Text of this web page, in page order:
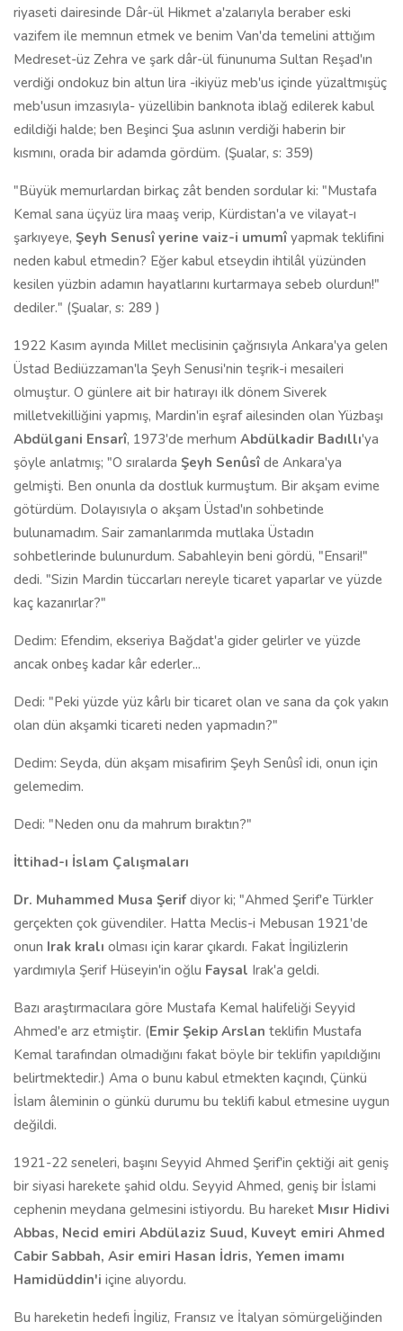
riyaseti dairesinde Dâr-ül Hikmet a'zalarıyla beraber eski
vazifem ile memnun etmek ve benim Van'da temelini attığım
Medreset-üz Zehra ve şark dâr-ül fünunuma Sultan Reşad'ın
verdiği ondokuz bin altun lira -ikiyüz meb'us içinde yüzaltmışüç
meb'usun imzasıyla- yüzellibin banknota iblağ edilerek kabul
edildiği halde; ben Beşinci Şua aslının verdiği haberin bir
kısmını, orada bir adamda gördüm. (Şualar, s: 359)
"Büyük memurlardan birkaç zât benden sordular ki: "Mustafa
Kemal sana üçyüz lira maaş verip, Kürdistan'a ve vilayat-ı
şarkıyeye, Şeyh Senusî yerine vaiz-i umumî yapmak teklifini
neden kabul etmedin? Eğer kabul etseydin ihtilâl yüzünden
kesilen yüzbin adamın hayatlarını kurtarmaya sebeb olurdun!"
dediler." (Şualar, s: 289 )
1922 Kasım ayında Millet meclisinin çağrısıyla Ankara'ya gelen
Üstad Bediüzzaman'la Şeyh Senusi'nin teşrik-i mesaileri
olmuştur. O günlere ait bir hatırayı ilk dönem Siverek
milletvekilliğini yapmış, Mardin'in eşraf ailesinden olan Yüzbaşı
Abdülgani Ensarî, 1973'de merhum Abdülkadir Badıllı'ya
şöyle anlatmış; "O sıralarda Şeyh Senûsî de Ankara'ya
gelmişti. Ben onunla da dostluk kurmuştum. Bir akşam evime
götürdüm. Dolayısıyla o akşam Üstad'ın sohbetinde
bulunamadım. Sair zamanlarımda mutlaka Üstadın
sohbetlerinde bulunurdum. Sabahleyin beni gördü, "Ensari!"
dedi. "Sizin Mardin tüccarları nereyle ticaret yaparlar ve yüzde
kaç kazanırlar?"
Dedim: Efendim, ekseriya Bağdat'a gider gelirler ve yüzde
ancak onbeş kadar kâr ederler...
Dedi: "Peki yüzde yüz kârlı bir ticaret olan ve sana da çok yakın
olan dün akşamki ticareti neden yapmadın?"
Dedim: Seyda, dün akşam misafirim Şeyh Senûsî idi, onun için
gelemedim.
Dedi: "Neden onu da mahrum bıraktın?"
İttihad-ı İslam Çalışmaları
Dr. Muhammed Musa Şerifdiyor ki; "Ahmed Şerif'e Türkler
gerçekten çok güvendiler. Hatta Meclis-i Mebusan 1921'de
onun Irak kralı olması için karar çıkardı. Fakat İngilizlerin
yardımıyla Şerif Hüseyin'in oğlu Faysal Irak'a geldi.
Bazı araştırmacılara göre Mustafa Kemal halifeliği Seyyid
Ahmed'e arz etmiştir. (Emir Şekip Arslan teklifin Mustafa
Kemal tarafından olmadığını fakat böyle bir teklifin yapıldığını
belirtmektedir.) Ama o bunu kabul etmekten kaçındı, Çünkü
İslam âleminin o günkü durumu bu teklifi kabul etmesine uygun
değildi.
1921-22 seneleri, başını Seyyid Ahmed Şerif'in çektiği ait geniş
bir siyasi harekete şahid oldu. Seyyid Ahmed, geniş bir İslami
cephenin meydana gelmesini istiyordu. Bu hareket Mısır Hidivi
Abbas, Necid emiri Abdülaziz Suud, Kuveyt emiri Ahmed
Cabir Sabbah, Asir emiri Hasan İdris, Yemen imamı
Hamidüddin'i içine alıyordu.
Bu hareketin hedefi İngiliz, Fransız ve İtalyan sömürgeliğinden